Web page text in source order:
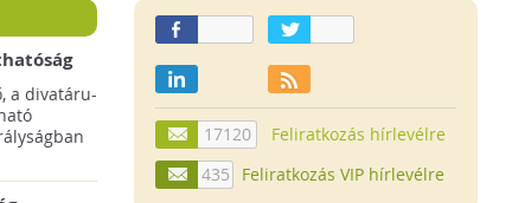
a divatáru-
17120
Feliratkozás hírlevélre
435
Feliratkozás VIP hírlevélre